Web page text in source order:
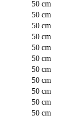
50 cm
50 cm
50 cm
50 cm
50 cm
50 cm
50 cm
50 cm
50 cm
50 cm
50 cm